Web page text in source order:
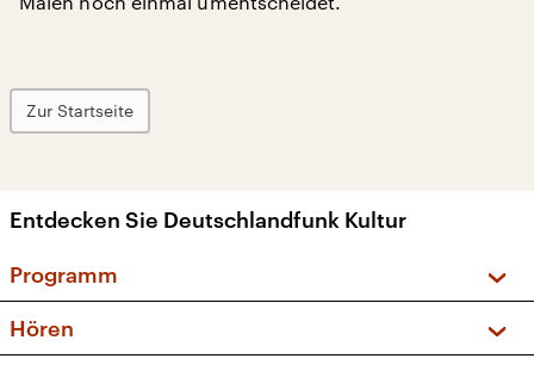
Zur Startseite
Entdecken Sie Deutschlandfunk Kultur
Programm
Sendungen und Podcasts
Hören